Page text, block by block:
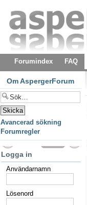
Forumindex FAQ
Om AspergerForum
Avancerad sökning
Forumregler
Logga in
Användarnamn
Lösenord